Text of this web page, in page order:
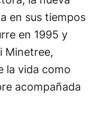
en sus tiempos
en 1995 y
Minetree,
la vida como
acompañada